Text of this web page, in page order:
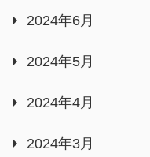
2024年6月
2024年5月
2024年4月
2024年3月